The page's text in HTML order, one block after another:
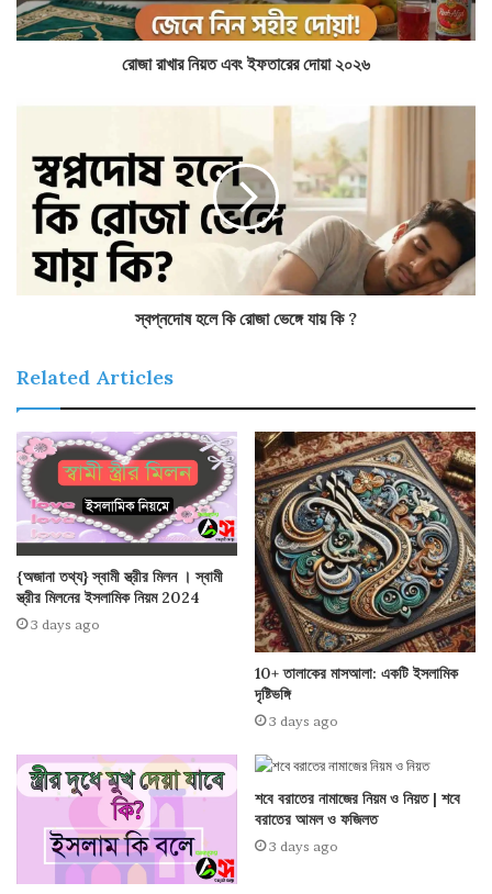
রোজা রাখার নিয়ত এবং ইফতারের দোয়া ২০২৬
স্বপ্নদোষ হলে কি রোজা ভেঙ্গে যায় কি ?
Related Articles
{অজানা তথ্য} স্বামী স্ত্রীর মিলন । স্বামী
স্ত্রীর মিলনের ইসলামিক নিয়ম 2024
3 days ago
10+ তালাকের মাসআলা: একটি ইসলামিক
দৃষ্টিভঙ্গি
3 days ago
শবে বরাতের নামাজের নিয়ম ও নিয়ত | শবে
বরাতের আমল ও ফজিলত
3 days ago